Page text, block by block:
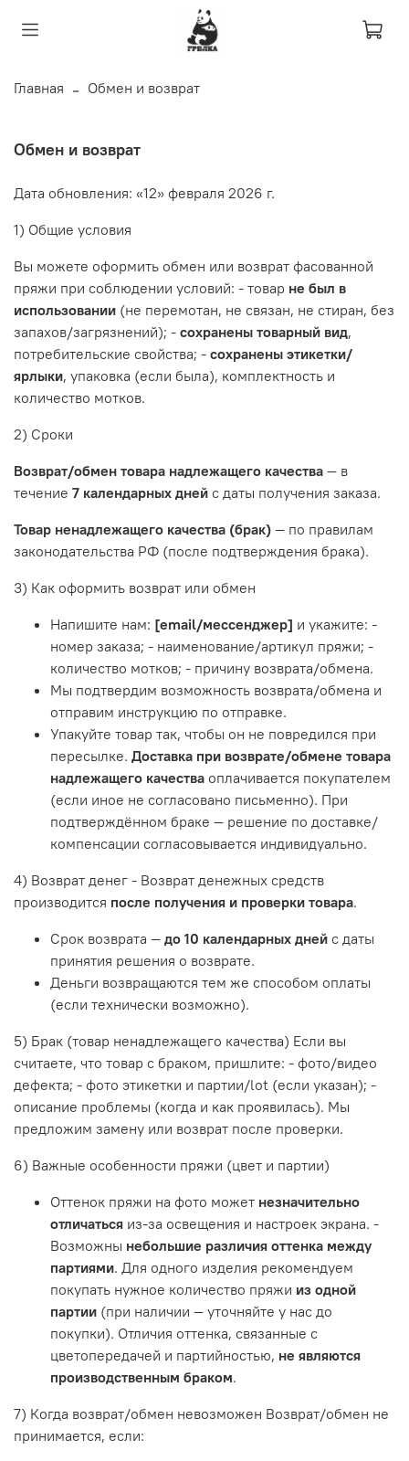
Главная Обмен и возврат
Обмен и возврат
Дата обновления: «12» февраля 2026 г.
1) Общие условия
Вы можете оформить обмен или возврат фасованной
пряжи при соблюдении условий: - товар не был в
использовании (не перемотан, не связан, не стиран, без
запахов/загрязнений); - сохранены товарный вид,
потребительские свойства; - сохранены этикетки/
ярлыки, упаковка (если была), комплектность и
количество мотков.
2) Сроки
Возврат/обмен товара надлежащего качества — в
течение 7 календарных дней с даты получения заказа.
Товар ненадлежащего качества (брак) — по правилам
законодательства РФ (после подтверждения брака).
3) Как оформить возврат или обмен
Напишите нам: [email/мессенджер] и укажите: -
номер заказа; - наименование/артикул пряжи; -
количество мотков; - причину возврата/обмена.
Мы подтвердим возможность возврата/обмена и
отправим инструкцию по отправке.
Упакуйте товар так, чтобы он не повредился при
пересылке. Доставка при возврате/обмене товара
надлежащего качества оплачивается покупателем
(если иное не согласовано письменно). При
подтверждённом браке — решение по доставке/
компенсации согласовывается индивидуально.
4) Возврат денег - Возврат денежных средств
производится после получения и проверки товара.
Срок возврата — до 10 календарных дней с даты
принятия решения о возврате.
Деньги возвращаются тем же способом оплаты
(если технически возможно).
5) Брак (товар ненадлежащего качества) Если вы
считаете, что товар с браком, пришлите: - фото/видео
дефекта; - фото этикетки и партии/lot (если указан); -
описание проблемы (когда и как проявилась). Мы
предложим замену или возврат после проверки.
6) Важные особенности пряжи (цвет и партии)
Оттенок пряжи на фото может незначительно
отличаться из‑за освещения и настроек экрана. -
Возможны небольшие различия оттенка между
партиями. Для одного изделия рекомендуем
покупать нужное количество пряжи из одной
партии (при наличии — уточняйте у нас до
покупки). Отличия оттенка, связанные с
цветопередачей и партийностью, не являются
производственным браком.
7) Когда возврат/обмен невозможен Возврат/обмен не
принимается, если: